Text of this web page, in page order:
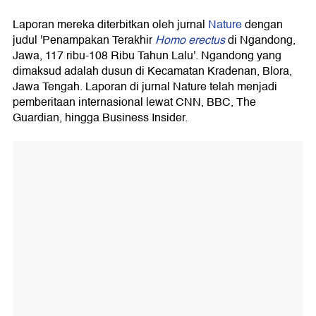
Laporan mereka diterbitkan oleh jurnal Naturedengan
judul 'Penampakan TerakhirHomo erectusdi Ngandong,
Jawa, 117 ribu-108 Ribu Tahun Lalu'. Ngandong yang
dimaksud adalah dusun di Kecamatan Kradenan, Blora,
Jawa Tengah. Laporan di jurnal Nature telah menjadi
pemberitaan internasional lewat CNN, BBC, The
Guardian, hingga Business Insider.